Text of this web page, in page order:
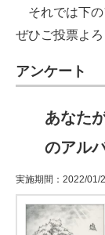
それでは下の
ぜひご投票よ
アンケート
あなた
のアル
実施期間：2022/01/